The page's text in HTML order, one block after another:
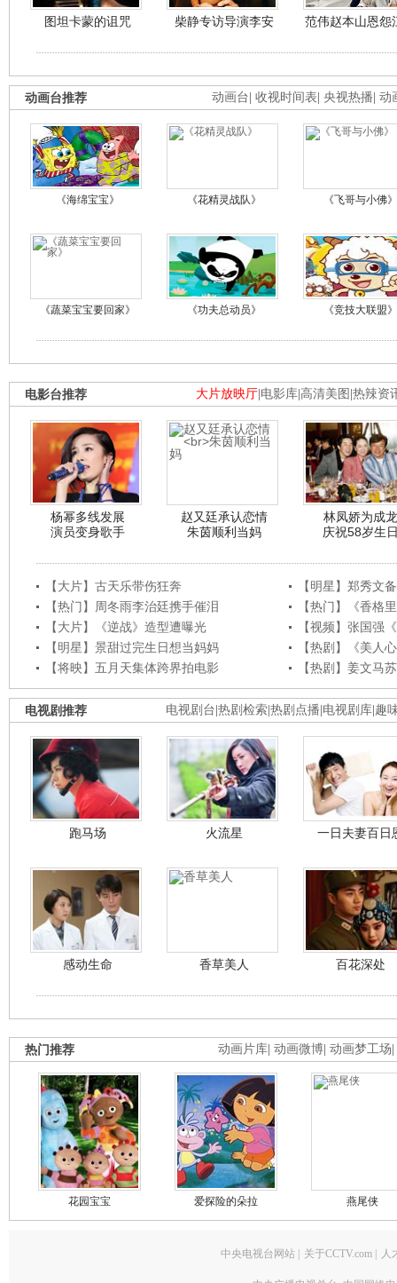
图坦卡蒙的诅咒 柴静专访导演李安 范伟赵本山恩怨
动画台 收视时间表 央视热播 动
动画台推荐
《海绵宝宝》 《花精灵战队》 《飞哥与小佛》
《蔬菜宝宝要回家》 《功夫总动员》 《竞技大联盟》
大片放映厅 电影库 高清美图 热辣资
电影台推荐
杨幂多线发展
演员变身歌手
赵又廷承认恋情
朱茵顺利当妈
林凤娇为成龙
庆祝58岁生
【大片】古天乐带伤狂奔
【明星】郑秀文
【热门】周冬雨李治廷携手催泪
【热门】《香格
【大片】《逆战》造型遭曝光
【视频】张国强
【明星】景甜过完生日想当妈妈
【热剧】《美人
【将映】五月天集体跨界拍电影
【热剧】姜文马
电视剧台 热剧检索 热剧点播 电视剧库 趣
电视剧推荐
跑马场 火流星 一日夫妻百日
感动生命 香草美人 百花深处
动画片库 动画微博 动画梦工场
热门推荐
花园宝宝 爱探险的朵拉 燕尾侠
中央电视台网站 关于CCTV.com 人